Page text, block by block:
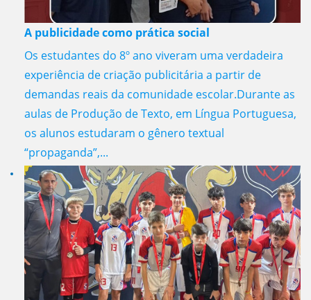
A publicidade como prática social
Os estudantes do 8º ano viveram uma verdadeira
experiência de criação publicitária a partir de
demandas reais da comunidade escolar.Durante as
aulas de Produção de Texto, em Língua Portuguesa,
os alunos estudaram o gênero textual
“propaganda”,...